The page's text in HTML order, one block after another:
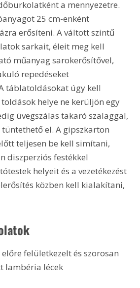
a mennyezetre.
25 cm-enként
erősíteni. A váltott szintű
sarkait, éleit meg kell
műanyag sarokerősítővel,
repedéseket
táblatoldásokat úgy kell
helye ne kerüljön egy
üvegszálas takaró szalaggal,
el. A gipszkarton
teljesen be kell simítani,
diszperziós festékkel
helyeit és a vezetékezést
közben kell kialakítani,
felületkezelt és szorosan
lambéria lécek